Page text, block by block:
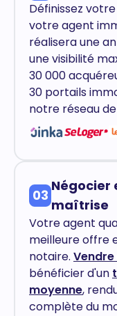
Définissez
votre agent
réalisera une
une visibilité
30 000
30 portails
notre réseau
03
Négocier
maîtrise
Votre agent
meilleure offre
notaire.
bénéficier d'un
moyenne,
complète du